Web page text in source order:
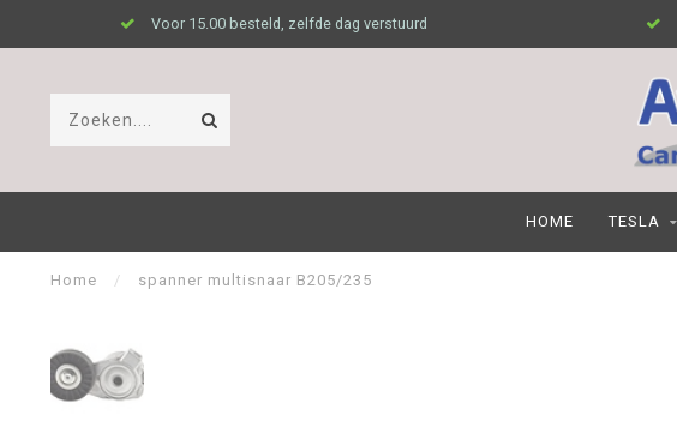
Voor 15.00 besteld, zelfde dag verstuurd
HOME TESLA
Home / spanner multisnaar B205/235